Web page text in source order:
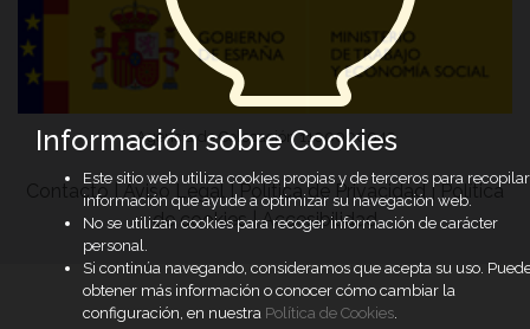
Agencia de Colocación 1100000049
Contacto Aviso Legal | Política de Privacidad | Política
de cookies|Accesibilidad
Información sobre Cookies
Este sitio web utiliza cookies propias y de terceros para recopilar
información que ayude a optimizar su navegación web.
No se utilizan cookies para recoger información de carácter
personal.
Si continúa navegando, consideramos que acepta su uso.
obtener más información o conocer cómo cambiar la
configuración, en nuestra Política de Cookies.